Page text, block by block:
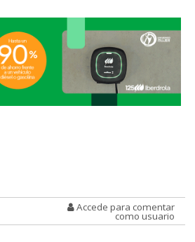
Accede para comentar
como usuario